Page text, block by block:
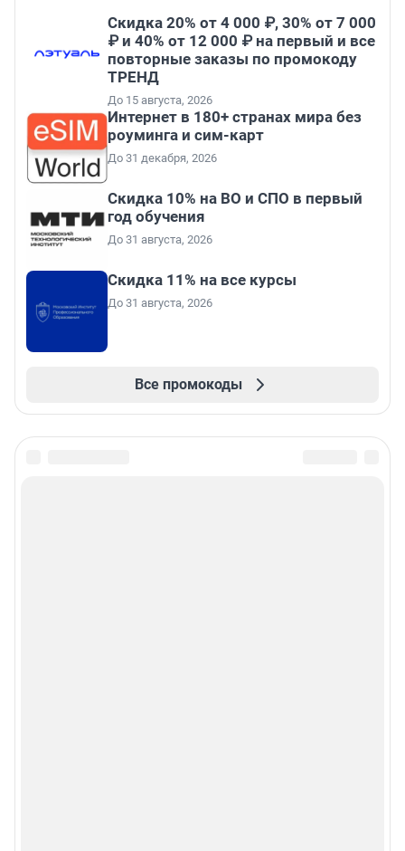
Скидка 20% от 4 000 ₽, 30% от 7 000
₽ и 40% от 12 000 ₽ на первый и все
повторные заказы по промокоду
ТРЕНД
До 15 августа, 2026
Интернет в 180+ странах мира без
роуминга и сим-карт
До 31 декабря, 2026
Скидка 10% на ВО и СПО в первый
год обучения
До 31 августа, 2026
Скидка 11% на все курсы
До 31 августа, 2026
Все промокоды